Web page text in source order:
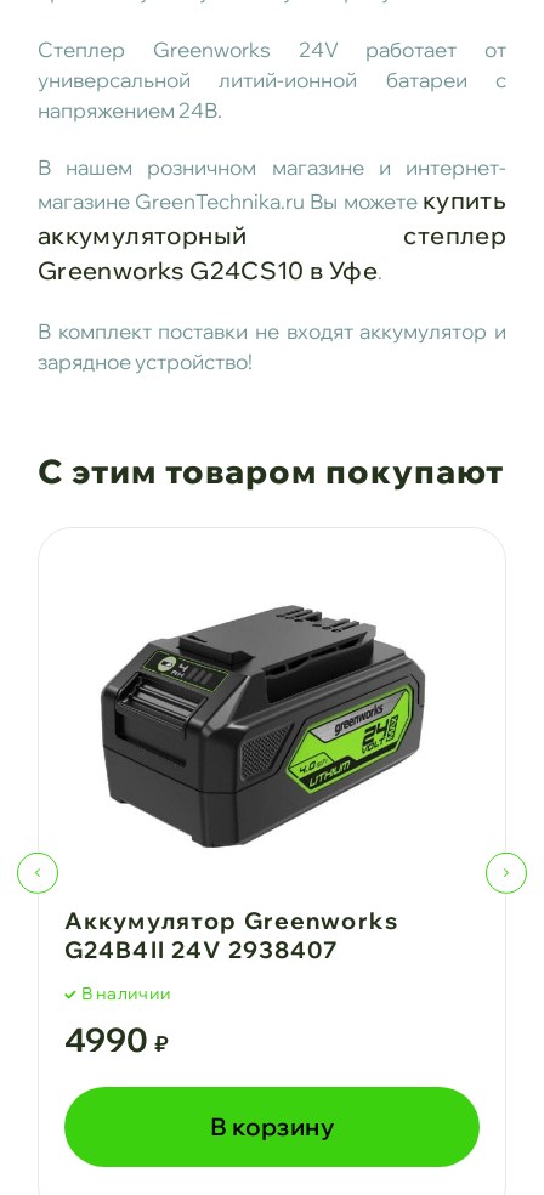
Степлер Greenworks 24V работает от
универсальной литий-ионной батареи с
напряжением 24В.
В нашем розничном магазине и интернет-
магазине GreenTechnika.ru Вы можете купить
аккумуляторный степлер
Greenworks G24CS10 в Уфе.
В комплект поставки не входят аккумулятор и
зарядное устройство!
С этим товаром покупают
Аккумулятор Greenworks
G24B4II 24V 2938407
В наличии
4990 ₽
В корзину